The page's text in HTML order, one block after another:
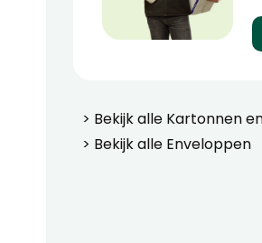
> Bekijk alle Kartonnen
> Bekijk alle Enveloppen